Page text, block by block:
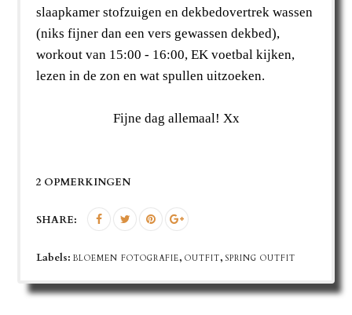
slaapkamer stofzuigen en dekbedovertrek wassen
(niks fijner dan een vers gewassen dekbed),
workout van 15:00 - 16:00, EK voetbal kijken,
lezen in de zon en wat spullen uitzoeken.
Fijne dag allemaal! Xx
2 OPMERKINGEN
SHARE:
Labels:BLOEMEN FOTOGRAFIE,OUTFIT,SPRING OUTFIT